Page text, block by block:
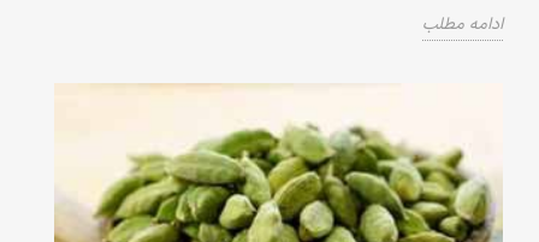
ادامه مطلب